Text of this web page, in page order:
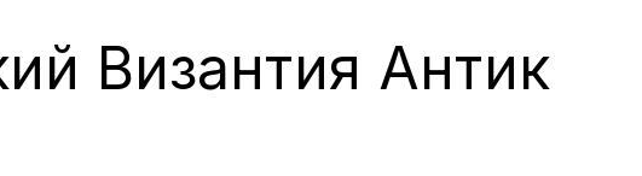
Византия Антик